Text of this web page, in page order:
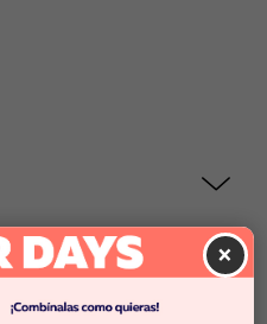
Cantidad:
-
×